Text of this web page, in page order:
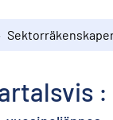
: